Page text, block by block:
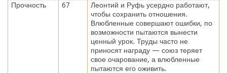
Прочность
67
Леонтий и Руфь усердно работают,
чтобы сохранить отношения.
Влюбленные совершают ошибки, по
возможности пытаются вынести
ценный урок. Труды часто не
приносят награду — союз теряет
свое очарование, а влюбленные
пытаются его оживить.